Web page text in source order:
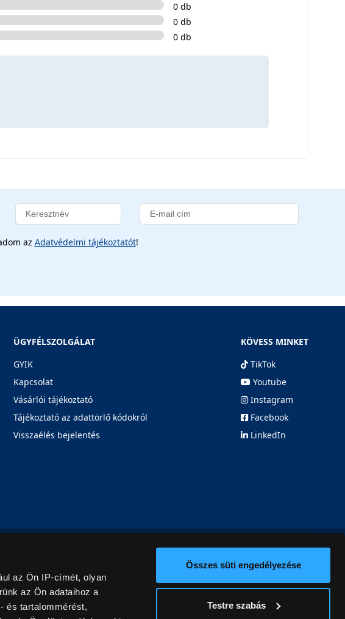
az Ön IP-címét, olyan
az Ön adataihoz a
és tartalommérést,
Összes süti engedélyezése
Testre szabás
0 db
0 db
0 db
az Adatvédelmi tájékoztatót!
ÜGYFÉLSZOLGÁLAT
GYIK
Kapcsolat
Vásárlói tájékoztató
Tájékoztató az adattörlő kódokról
Visszaélés bejelentés
KÖVESS MINKET
TikTok
Youtube
Instagram
Facebook
LinkedIn